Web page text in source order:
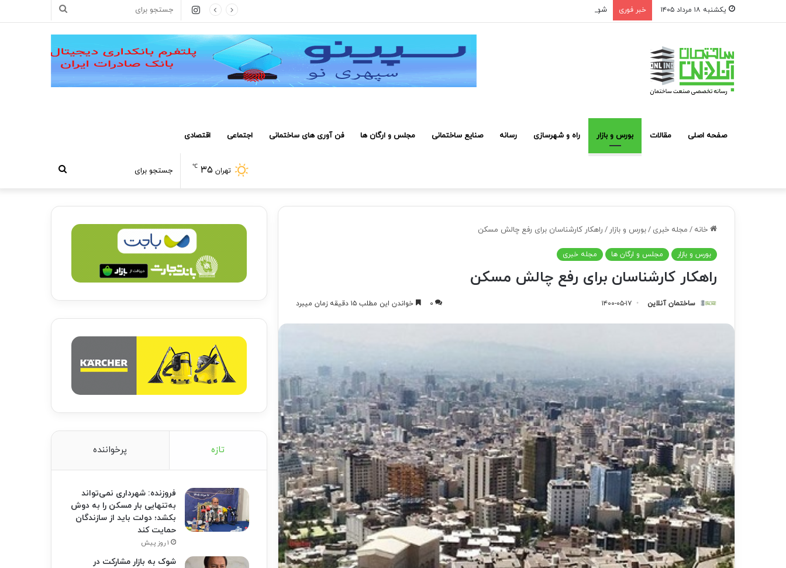
یکشنبه ۱۸ مرداد ۱۴۰۵ خبر فوری شوک به بازار مشارکت در ساخت؛ فقط ۲ پروژه از هر ۱۰ پروژه صرفه اقتصادی دارد
جستجو
اینستاگرام
صفحه اصلی مقالات بورس و بازار راه و شهرسازی رسانه صنایع ساختمانی مجلس و ارگان ها فن آوری های ساختمانی اجتماعی اقتصادی
جستجو
برای
تهران ۳۵ ℃
خانه / مجله خبری /بورس و بازار / راهکار کارشناسان برای رفع چالش مسکن
بورس و بازار مجلس و ارگان ها مجله خبری
راهکار کارشناسان برای رفع چالش مسکن
ساختمان آنلاین ۱۴۰۰-۰۵-۱۷ ۰ خواندن این مطلب ۱۵ دقیقه زمان میبرد
تازه پرخواننده
فروزنده: شهرداری نمی‌تواند
به‌تنهایی بار مسکن را به دوش
بکشد؛ دولت باید از سازندگان
حمایت کند
۱ روز پیش
شوک به بازار مشارکت در